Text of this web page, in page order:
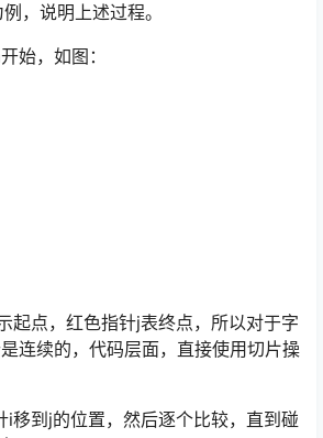
，说明上述过程。
始，如图：
起点，红色指针j表终点，所以对于字
连续的，代码层面，直接使用切片操
i移到j的位置，然后逐个比较，直到碰